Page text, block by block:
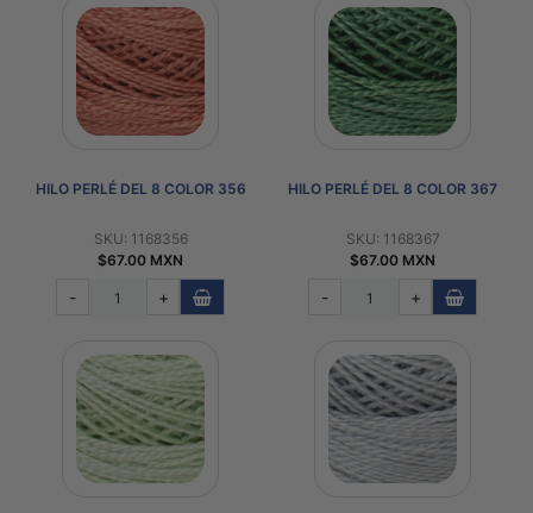
HILO PERLÉ DEL 8 COLOR 356
SKU: 1168356
$67.00 MXN
- +
HILO PERLÉ DEL 8 COLOR 367
SKU: 1168367
$67.00 MXN
- +